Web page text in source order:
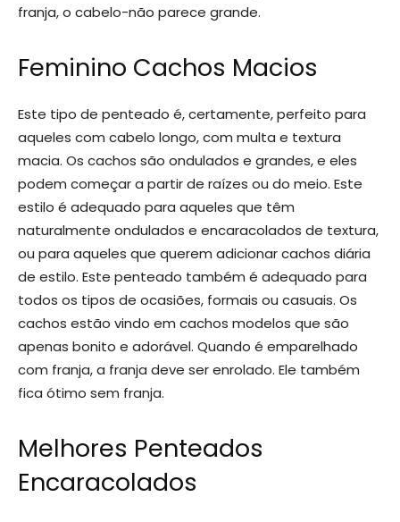
franja, o cabelo-não parece grande.
Feminino Cachos Macios
Este tipo de penteado é, certamente, perfeito para
aqueles com cabelo longo, com multa e textura
macia. Os cachos são ondulados e grandes, e eles
podem começar a partir de raízes ou do meio. Este
estilo é adequado para aqueles que têm
naturalmente ondulados e encaracolados de textura,
ou para aqueles que querem adicionar cachos diária
de estilo. Este penteado também é adequado para
todos os tipos de ocasiões, formais ou casuais. Os
cachos estão vindo em cachos modelos que são
apenas bonito e adorável. Quando é emparelhado
com franja, a franja deve ser enrolado. Ele também
fica ótimo sem franja.
Melhores Penteados
Encaracolados